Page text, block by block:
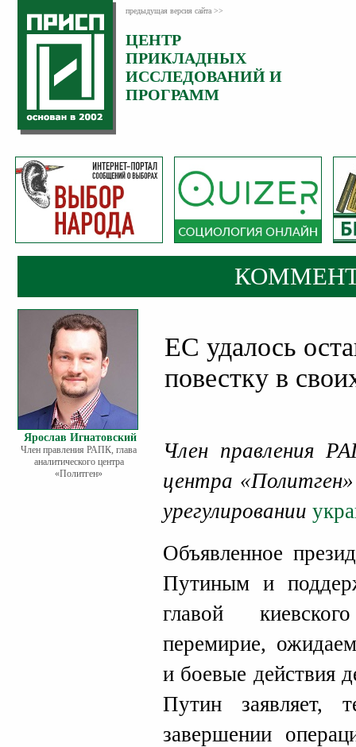
предыдущая версия сайта >>
ЦЕНТР
ПРИКЛАДНЫХ
ИССЛЕДОВАНИЙ И
ПРОГРАММ
Ярослав Игнатовский
Член правления РАПК, глава
аналитического центра
«Политген»
ЕС удалось
повестку в
Член правления
центра
урегулировании
Объявленное
Путиным и
главой
перемирие,
и боевые действия
Путин заявляет,
завершении
Категория:
Комментарии